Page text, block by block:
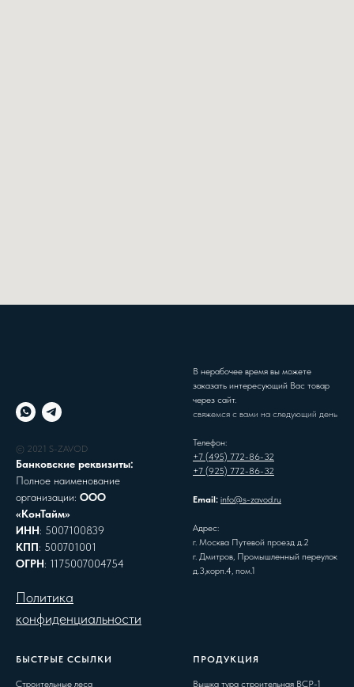
© 2021 S-ZAVOD
Банковские реквизиты:
Полное наименование
организации: ООО
«КонТайм»
ИНН: 5007100839
КПП: 500701001
ОГРН: 1175007004754
Политика
конфиденциальности
В нерабочее время вы можете
заказать интересующий Вас товар
через сайт.
свяжемся с вами на следующий день
Телефон:
+7 (495) 772-86-32
+7 (925) 772-86-32
Email: info@s-zavod.ru
Адрес:
г. Москва Путевой проезд д.2
г. Дмитров, Промышленный переулок
д.3,корп.4, пом.1
БЫСТРЫЕ ССЫЛКИ
Строительные леса
ПРОДУКЦИЯ
Вышка тура строительная ВСР-1